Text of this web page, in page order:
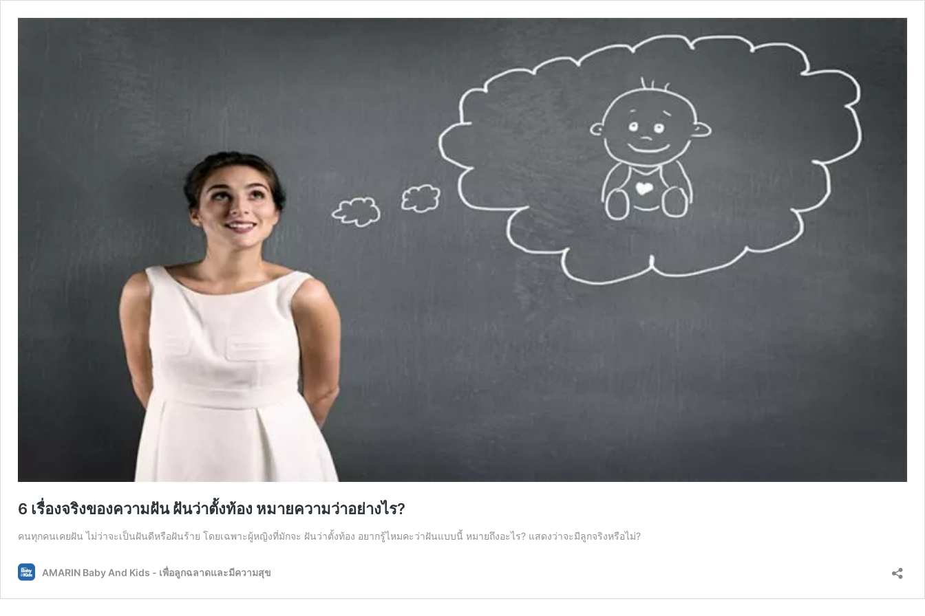
6 เรื่องจริงของความฝัน ฝันว่าตั้งท้อง หมายความว่าอย่างไร?
คนทุกคนเคยฝัน ไม่ว่าจะเป็นฝันดีหรือฝันร้าย โดยเฉพาะผู้หญิงที่มักจะ ฝันว่าตั้งท้อง อยากรู้ไหมคะว่าฝันแบบนี้ หมายถึงอะไร? แสดงว่าจะมีลูกจริงหรือไม่?
AMARIN Baby And Kids - เพื่อลูกฉลาดและมีความสุข